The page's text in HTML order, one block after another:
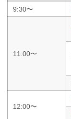
9:30〜
11:00〜
12:00〜